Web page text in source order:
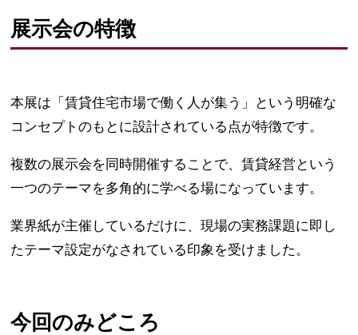
展示会の特徴
本展は「賃貸住宅市場で働く人が集う」という明確な
コンセプトのもとに設計されている点が特徴です。
複数の展示会を同時開催することで、賃貸経営という
一つのテーマを多角的に学べる場になっています。
業界紙が主催しているだけに、現場の実務課題に即し
たテーマ設定がなされている印象を受けました。
今回のみどころ